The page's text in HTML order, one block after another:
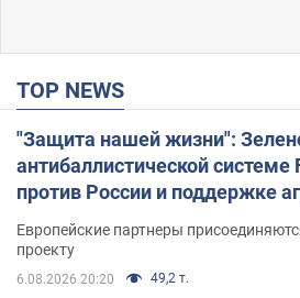
TOP NEWS
"Защита нашей жизни":
антибаллистической системе
против России и поддержке
Европейские партнеры
проекту
6.08.2026 20:20 49,2 т.